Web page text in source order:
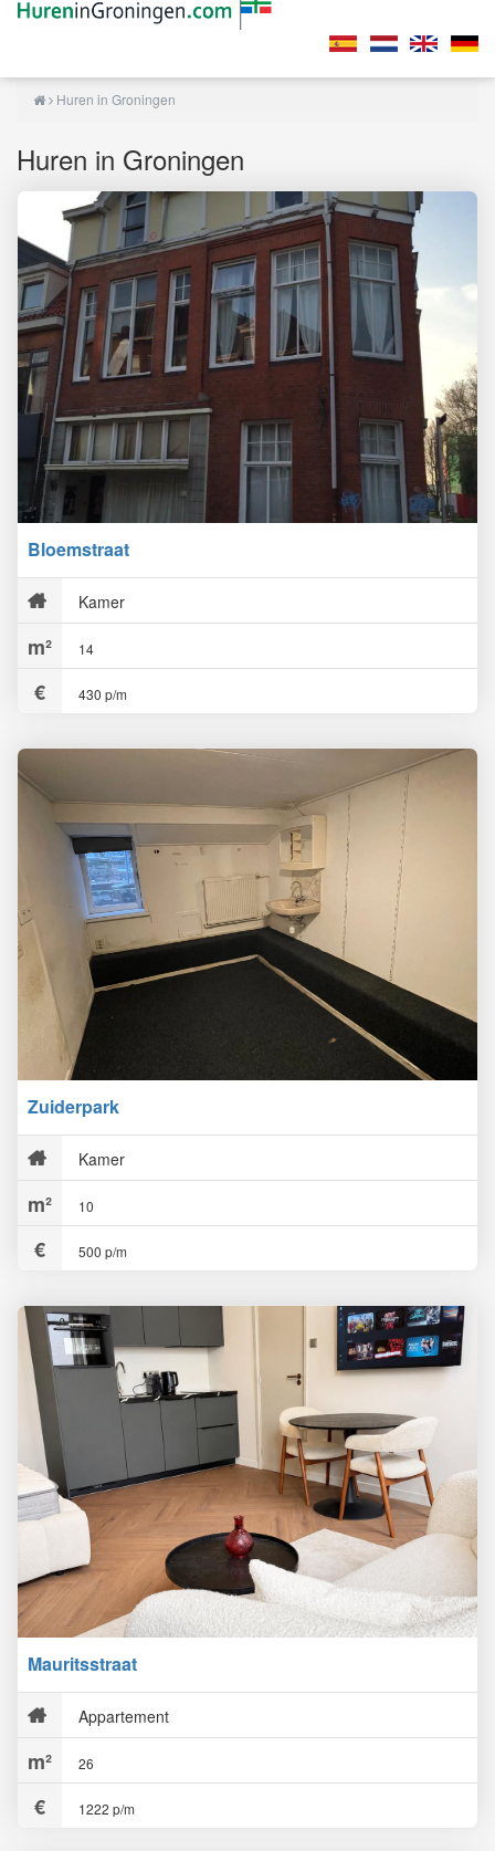
Huren in Groningen
Huren in Groningen
Bloemstraat
Kamer
14
430 p/m
Zuiderpark
Kamer
10
500 p/m
Mauritsstraat
Appartement
26
1222 p/m